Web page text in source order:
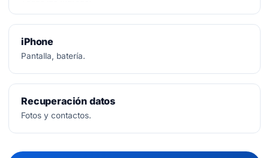
iPhone
Pantalla, batería.
Recuperación datos
Fotos y contactos.